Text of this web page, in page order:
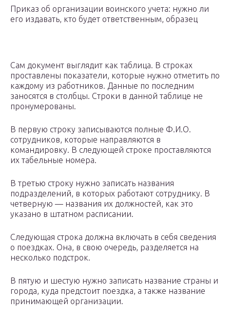
Приказ об организации воинского учета: нужно ли
его издавать, кто будет ответственным, образец
Сам документ выглядит как таблица. В строках
проставлены показатели, которые нужно отметить по
каждому из работников. Данные по последним
заносятся в столбцы. Строки в данной таблице не
пронумерованы.
В первую строку записываются полные Ф.И.О.
сотрудников, которые направляются в
командировку. В следующей строке проставляются
их табельные номера.
В третью строку нужно записать названия
подразделений, в которых работают сотруднику. В
четверную — названия их должностей, как это
указано в штатном расписании.
Следующая строка должна включать в себя сведения
о поездках. Она, в свою очередь, разделяется на
несколько подстрок.
В пятую и шестую нужно записать название страны и
города, куда предстоит поездка, а также название
принимающей организации.